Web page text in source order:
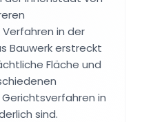
in der
Bauwerk erstreckt
Fläche und
in
sind.